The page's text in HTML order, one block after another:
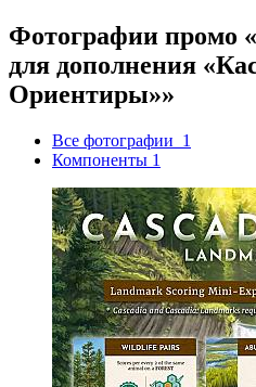
Фотографии промо
для дополнения
Ориентиры»»
Все фотографии 1
Компоненты 1